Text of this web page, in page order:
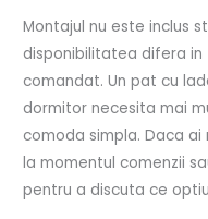
Montajul nu este inclus
disponibilitatea difera in
comandat. Un pat cu
dormitor necesita mai
comoda simpla. Daca
la momentul comenzii
pentru a discuta ce